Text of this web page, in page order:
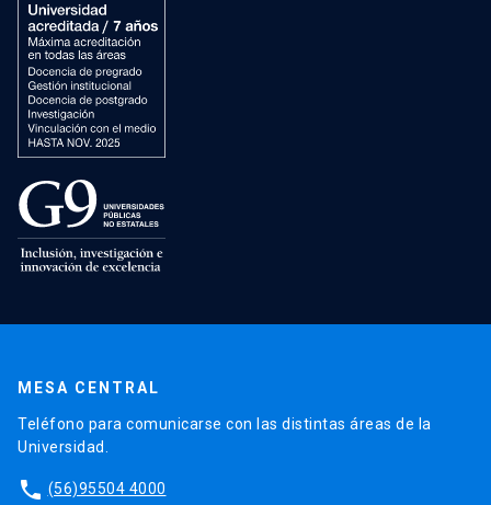
MESA CENTRAL
Teléfono para comunicarse con las distintas áreas de la
Universidad.
phone (56)95504 4000